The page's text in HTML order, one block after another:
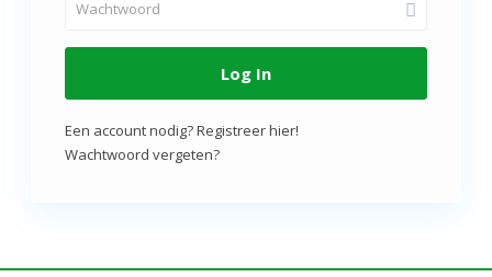
Log In
Een account nodig? Registreer hier!
Wachtwoord vergeten?